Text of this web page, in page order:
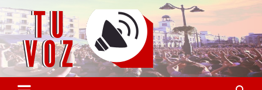
Saltar
contenido
TU VOZ
Información PLURAL y LIBRE